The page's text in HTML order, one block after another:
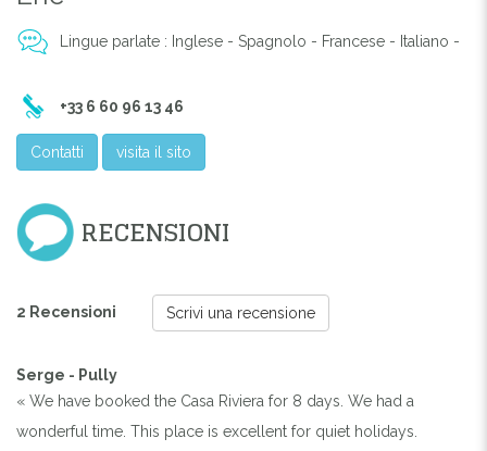
Lingue parlate : Inglese - Spagnolo - Francese - Italiano -
+33 6 60 96 13 46
Contatti visita il sito
RECENSIONI
2 Recensioni Scrivi una recensione
Serge - Pully
« We have booked the Casa Riviera for 8 days. We had a
wonderful time. This place is excellent for quiet holidays.